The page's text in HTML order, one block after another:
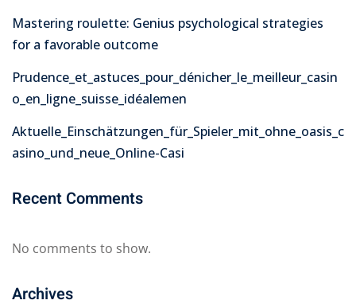
Mastering roulette: Genius psychological strategies
for a favorable outcome
Prudence_et_astuces_pour_dénicher_le_meilleur_casin
o_en_ligne_suisse_idéalemen
Aktuelle_Einschätzungen_für_Spieler_mit_ohne_oasis_c
asino_und_neue_Online-Casi
Recent Comments
No comments to show.
Archives